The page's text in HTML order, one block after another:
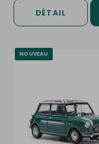
DÉTAIL
NOUVEAU